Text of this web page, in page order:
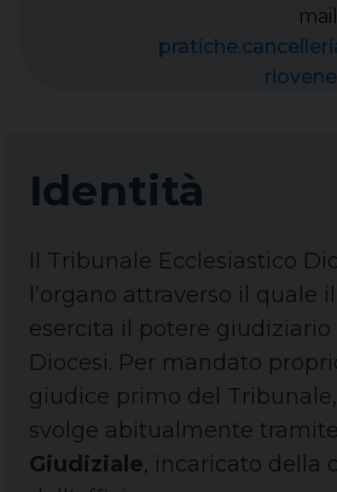
Identità
Il Tribunale Ecclesiastico
l’organo attraverso il quale
esercita il potere
Diocesi. Per mandato
giudice primo del
svolge abitualmente tramite
Giudiziale, incaricato della